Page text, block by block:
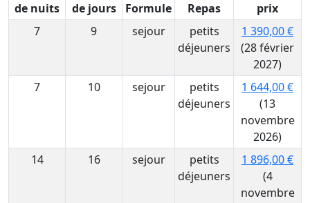
de nuits
de jours
Formule Repas
prix
7
9 sejour
petits
déjeuners
1 390,00 €
(28 février
2027)
7
10 sejour
petits
déjeuners
1 644,00 €
(13
novembre
2026)
14
16 sejour
petits
déjeuners
1 896,00 €
(4
novembre